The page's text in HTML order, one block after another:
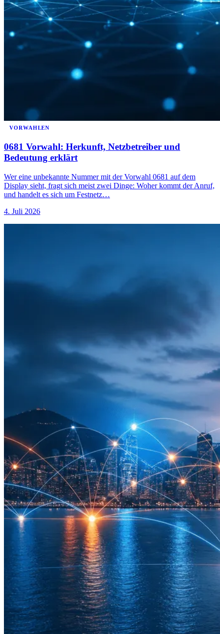
VORWAHLEN
0681 Vorwahl: Herkunft, Netzbetreiber und
Bedeutung erklärt
Wer eine unbekannte Nummer mit der Vorwahl 0681 auf dem
Display sieht, fragt sich meist zwei Dinge: Woher kommt der Anruf,
und handelt es sich um Festnetz…
4. Juli 2026